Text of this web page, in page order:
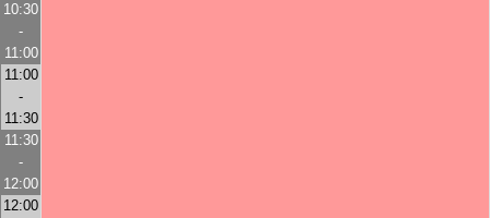
10:30
-
11:00
11:00
-
11:30
11:30
-
12:00
12:00